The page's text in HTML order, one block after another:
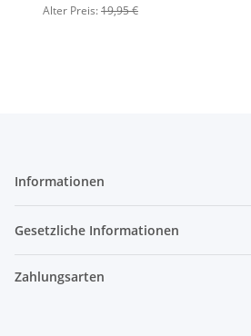
Alter Preis:19,95 €
Informationen
Gesetzliche Informationen
Zahlungsarten